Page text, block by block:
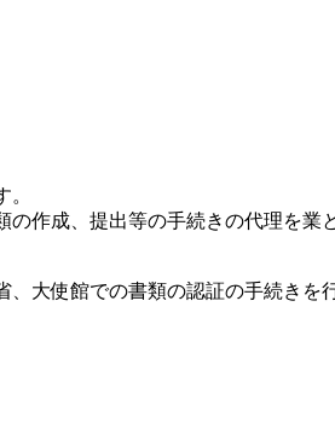
作成、提出等の手続きの代理を業
大使館での書類の認証の手続きを